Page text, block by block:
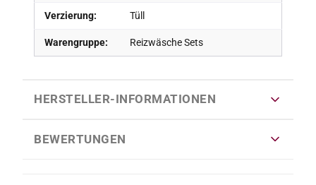
Verzierung: Tüll
Warengruppe: Reizwäsche Sets
HERSTELLER-INFORMATIONEN
BEWERTUNGEN